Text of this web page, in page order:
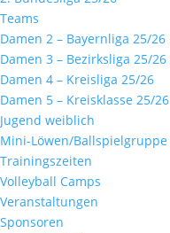
Teams
Damen 2 – Bayernliga 25/26
Damen 3 – Bezirksliga 25/26
Damen 4 – Kreisliga 25/26
Damen 5 – Kreisklasse 25/26
Jugend weiblich
Mini-Löwen/Ballspielgruppe
Trainingszeiten
Volleyball Camps
Veranstaltungen
Sponsoren